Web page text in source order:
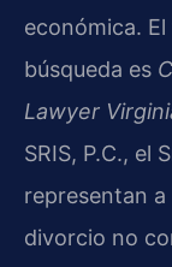
económica.
búsqueda es
Lawyer
SRIS, P.C., el
representan
divorcio no